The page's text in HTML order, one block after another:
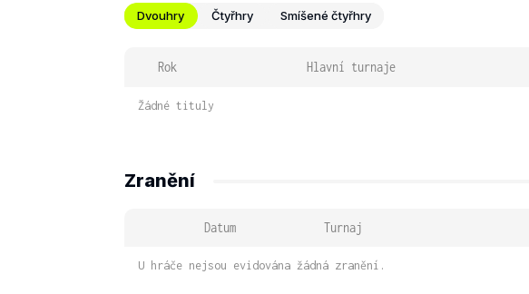
Dvouhry Čtyřhry Smíšené čtyřhry
Rok Hlavní turnaje
Žádné tituly
Zranění
Datum Turnaj
U hráče nejsou evidována žádná zranění.